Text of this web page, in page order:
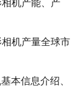
机产能、产
机产量全球市
本信息介绍、